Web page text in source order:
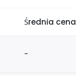
Średnia cena
-